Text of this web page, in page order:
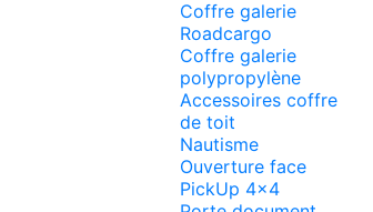
Coffre galerie
Roadcargo
Coffre galerie
polypropylène
Accessoires coffre
de toit
Nautisme
Ouverture face
PickUp 4x4